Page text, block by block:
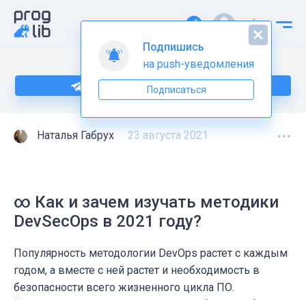
Подпишитесь на нас в Telegram
Наталья Габрух 23 августа 2021
∞ Как и зачем изучать методики
DevSecOps в 2021 году?
Популярность методологии DevOps растет с каждым
годом, а вместе с ней растет и необходимость в
безопасности всего жизненного цикла ПО.
Подпишись
на push-уведомления
Подписаться